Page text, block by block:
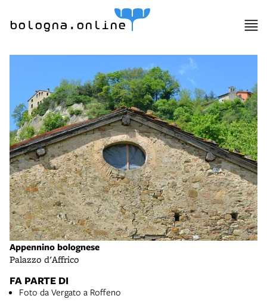
bologna.online
Appennino bolognese
Palazzo d'Affrico
FA PARTE DI
Foto da Vergato a Roffeno